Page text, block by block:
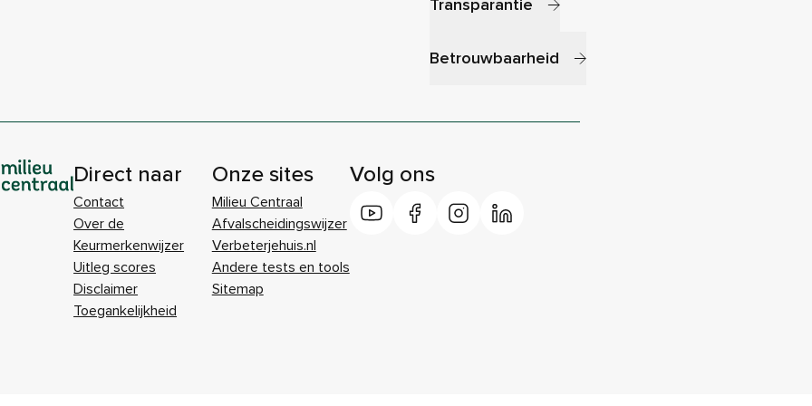
Transparantie
Betrouwbaarheid
Direct naar
Contact
Over de
Keurmerkenwijzer
Uitleg scores
Disclaimer
Toegankelijkheid
Onze sites
Milieu Centraal
Afvalscheidingswijzer
Verbeterjehuis.nl
Andere tests en tools
Sitemap
Volg ons